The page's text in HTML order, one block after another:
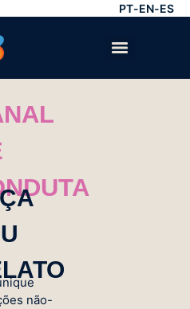
PT-EN-ES
não-